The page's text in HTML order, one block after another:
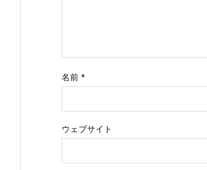
名前 *
ウェブサイト